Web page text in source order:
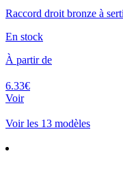
Raccord droit bronze à
En stock
À partir de
6.33€
Voir
Voir les 13 modèles